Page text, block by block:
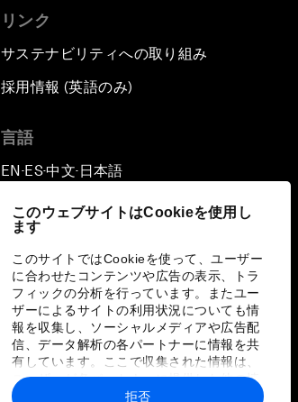
このウェブサイトはCookieを使用し
ます
このサイトではCookieを使って、ユーザー
に合わせたコンテンツや広告の表示、トラ
フィックの分析を行っています。またユー
ザーによるサイトの利用状況についても情
報を収集し、ソーシャルメディアや広告配
信、データ解析の各パートナーに情報を共
有しています。ここで収集された情報は、
ユーザーが各パートナーに提供した他の情
報や各パートナーのサービスを使用した際
拒否
リンク
サステナビリティへの取り組み
採用情報 (英語のみ)
言語
EN ▪ ES▪中文▪ 日本語